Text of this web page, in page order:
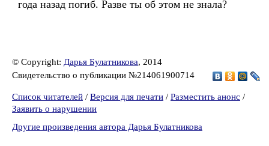
года назад погиб. Разве ты об этом не знала?
© Copyright: Дарья Булатникова, 2014
Свидетельство о публикации №214061900714
Список читателей / Версия для печати / Разместить анонс /
Заявить о нарушении
Другие произведения автора Дарья Булатникова